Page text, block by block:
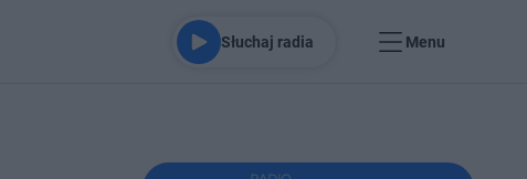
Słuchaj radia Menu